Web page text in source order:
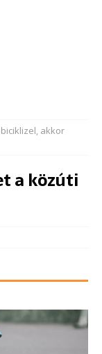
akkor
a közúti